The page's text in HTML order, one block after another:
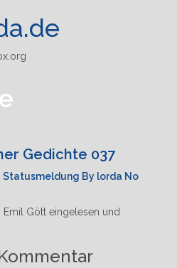
Gedichte 037
Statusmeldung By lorda No
Emil Gött eingelesen und